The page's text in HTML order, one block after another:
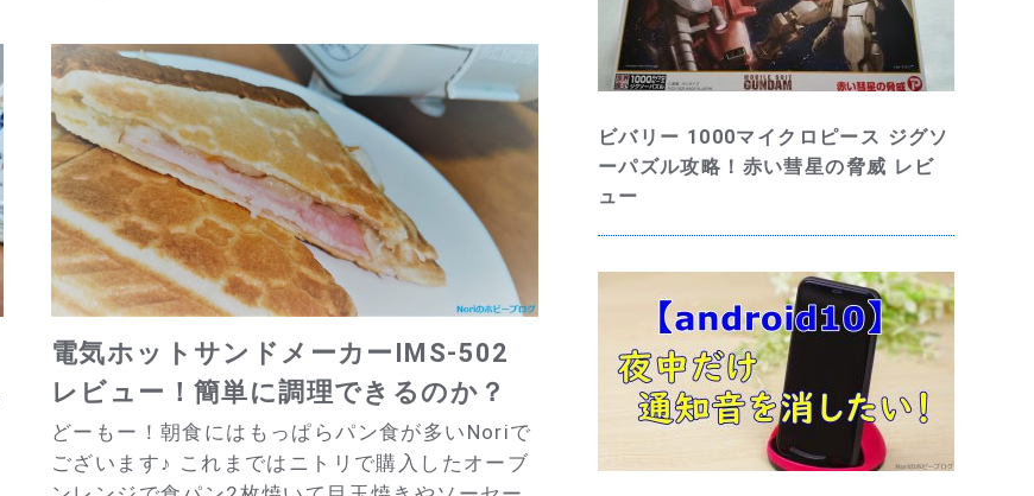
電気ホットサンドメーカーIMS-502
レビュー！簡単に調理できるのか？
どーもー！朝食にはもっぱらパン食が多いNoriで
ございます♪ これまではニトリで購入したオーブ
ビバリー 1000マイクロピース ジグソ
ーパズル攻略！赤い彗星の脅威 レビ
ュー